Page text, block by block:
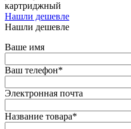
картриджный
Нашли дешевле
Нашли дешевле
Ваше имя
Ваш телефон*
Электронная почта
Название товара*